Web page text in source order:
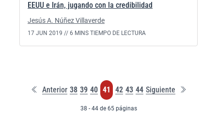
EEUU e Irán, jugando con la credibilidad
Jesús A. Núñez Villaverde
17 JUN 2019 // 6 MINS TIEMPO DE LECTURA
Primera
página
Anterior Página
38 Página
39 Página
40 Página
41 Página
42 Página
43 Página
44 Siguiente
Última
página
38 - 44 de 65 páginas